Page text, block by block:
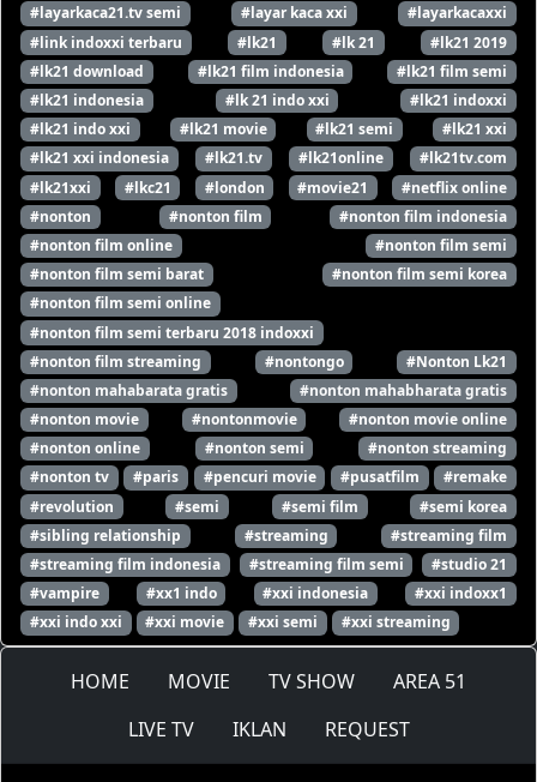
#layarkaca21.tv semi
#layar kaca xxi
#layarkacaxxi
#link indoxxi terbaru
#lk21 #lk 21
#lk21 2019
#lk21 download
#lk21 film indonesia
#lk21 film semi
#lk21 indonesia
#lk 21 indo xxi
#lk21 indoxxi
#lk21 indo xxi
#lk21 movie #lk21 semi
#lk21 xxi
#lk21 xxi indonesia
#lk21.tv #lk21online
#lk21tv.com
#lk21xxi
#lkc21 #london #movie21
#netflix online
#nonton
#nonton film
#nonton film indonesia
#nonton film online
#nonton film semi
#nonton film semi barat
#nonton film semi korea
#nonton film semi online
#nonton film semi terbaru 2018 indoxxi
#nonton film streaming
#nontongo
#Nonton Lk21
#nonton mahabarata gratis
#nonton mahabharata gratis
#nonton movie
#nontonmovie
#nonton movie online
#nonton online
#nonton semi
#nonton streaming
#nonton tv
#paris #pencuri movie #pusatfilm
#remake
#revolution
#semi #semi film
#semi korea
#sibling relationship
#streaming
#streaming film
#streaming film indonesia
#streaming film semi
#studio 21
#vampire
#xx1 indo #xxi indonesia
#xxi indoxx1
#xxi indo xxi
#xxi movie #xxi semi #xxi streaming
HOME MOVIE TV SHOW
AREA 51
LIVE TV
IKLAN REQUEST